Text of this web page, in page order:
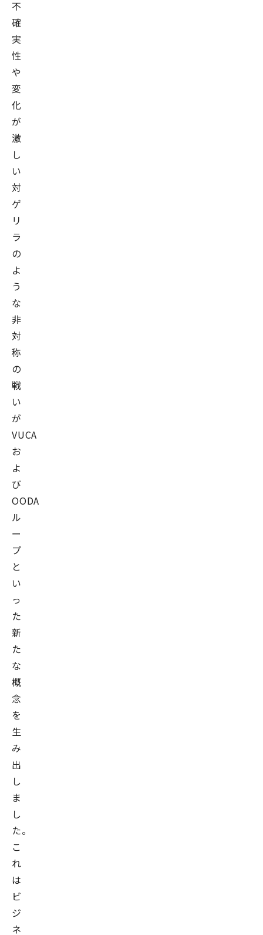
不
確
実
性
や
変
化
が
激
し
い
対
ゲ
リ
ラ
の
よ
う
な
非
対
称
の
戦
い
が
VUCA
お
よ
び
OODA
ル
ー
プ
と
い
っ
た
新
た
な
概
念
を
生
み
出
し
ま
し
た。
こ
れ
は
ビ
ジ
ネ